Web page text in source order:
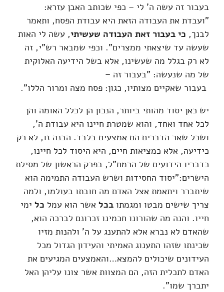
בעבור זה עשה ה' לי – כפי שכותב האבן עזרא:
"ועבדת את העבודה הזאת היא עבודת הפסח, ותאמר
לבנך, כי בעבור זאת העבודה שעשיתי, עשה לי האות
שעשה עד שיצאתי ממצרים". וכפי שמבאר רש"י, זה
לא רק בגלל מה שעשינו, אלא בשל הידיעה האלוקית
של מה שנעשה: "בעבור זה –
בעבור שאקיים מצותיו, כגון: פסח מצה ומרור הללו".
יש כאן יסוד מהותי ביותר, הנכון הן לכלל האומה והן
לכל אחד ואחד, והוא שמטרת חיינו היא עבודת ה',
ושכל שאר הדברים הם אמצעים בלבד. הבנה זו, לא רק
כידיעה, אלא כמציאות חיים, היא היסוד לכל חיינו,
כדבריו הידועים של הרמח"ל, בפרק הראשון של מסילת
הישרים:"יסוד החסידות ושרש העבודה התמימה הוא
שיתברר ויתאמת אצל האדם מה חובתו בעולמו, ולמה
צריך שישים מבטו ומגמתו בכל אשר הוא עמל כל ימי
חייו. והנה מה שהורונו חכמינו זכרונם לברכה הוא,
שהאדם לא נברא אלא להתענג על ה' ולהנות מזיו
שכינתו שזהו התענוג האמיתי והעידון הגדול מכל
העידונים שיכולים להמצא…והאמצעים המגיעים את
האדם לתכלית הזה, הם המצוות אשר צונו עליהן האל
יתברך שמו".